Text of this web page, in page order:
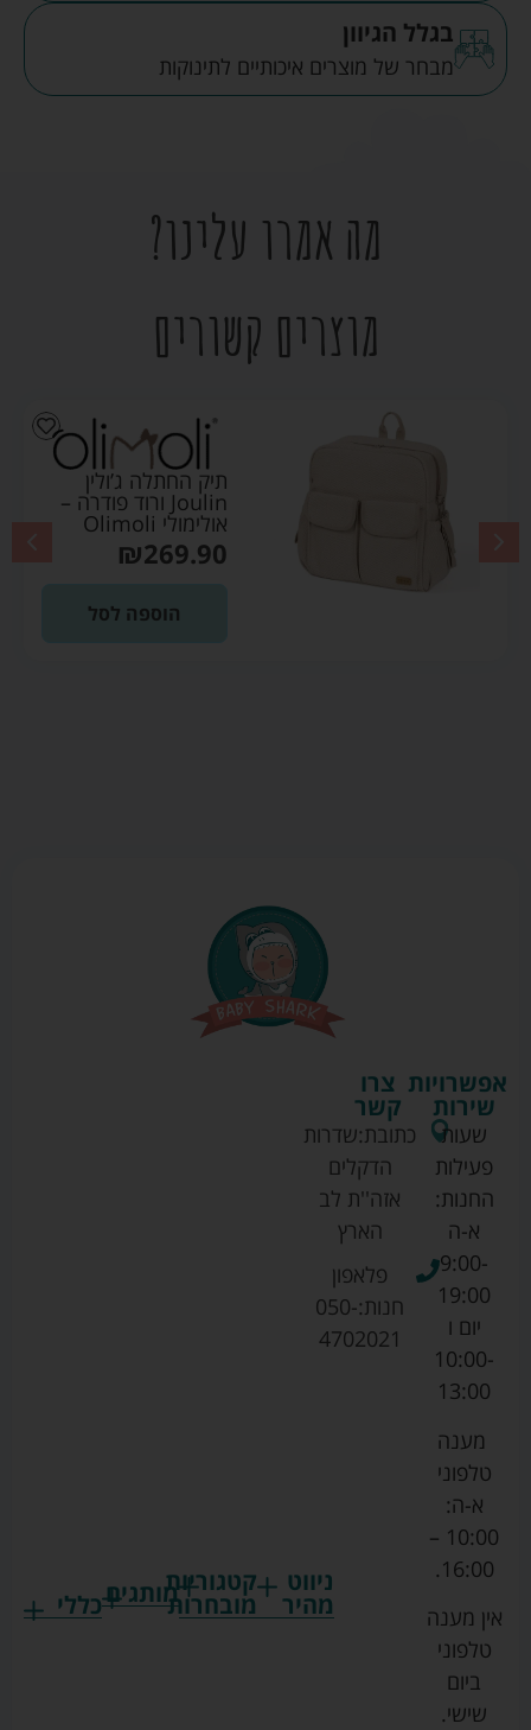
בגלל הגיוון
מבחר של מוצרים איכותיים לתינוקות
מה אמרו עלינו?
מוצרים קשורים
תיק החתלה ג’ולין
Joulin ורוד פודרה –
אולימולי Olimoli
₪269.90
הוספה לסל
ניווט
מהיר
קטגוריות
מובחרותמותגים
גרקו
כללי
צרו
קשר
כתובת:שדרות
הדקלים
אזה''ת לב
הארץ
פלאפון
חנות:050-
4702021
אפשרויות
שירות
שעות
פעילות
החנות:
א-ה
9:00-
19:00
יום ו
10:00-
13:00
מענה
טלפוני
א-ה:
10:00 –
16:00.
אין מענה
טלפוני
ביום
שישי.